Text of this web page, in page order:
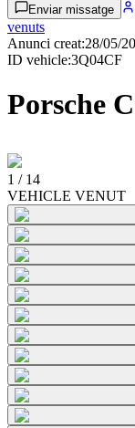
Enviar missatge
venuts
Anunci creat:28/05/
ID vehicle:3Q04CF
Porsche
1 / 14
VEHICLE VENUT